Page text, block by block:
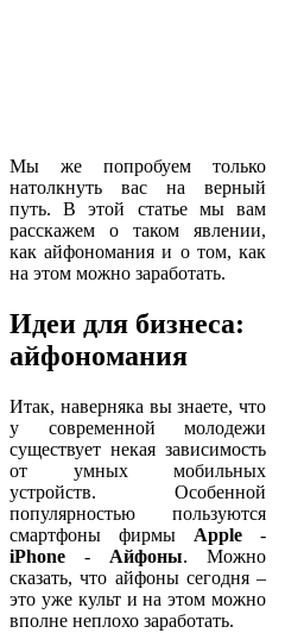
Мы же попробуем только
натолкнуть вас на верный
путь. В этой статье мы вам
расскажем о таком явлении,
как айфономания и о том, как
на этом можно заработать.
Идеи для бизнеса:
айфономания
Итак, наверняка вы знаете, что
у современной молодежи
существует некая зависимость
от умных мобильных
устройств. Особенной
популярностью пользуются
смартфоны фирмы Apple -
iPhone - Айфоны. Можно
сказать, что айфоны сегодня –
это уже культ и на этом можно
вполне неплохо заработать.